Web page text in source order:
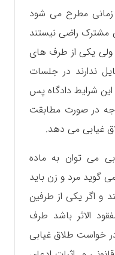
زمانی مطرح می شود
مشترک راضی نیستند
ولی یکی از طرف های
ندارند در جلسات
شرایط دادگاه پس
در صورت مطابقت
غیابی می دهد‌.
می توان به ماده
می گوید مرد و زن باید
و اگر یکی از طرفین
الاثر باشد طرف
در خواست طلاق غیابی